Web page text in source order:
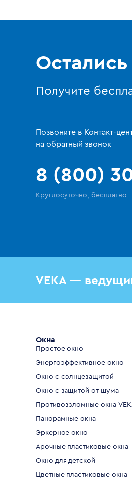
Получите
Позвоните в Контакт-
на обратный звонок
8 (800)
Круглосуточно, бесплатно
VEKA —
Окна
Простое окно
Энергоэффективное окно
Окно с солнцезащитой
Окно с защитой от шума
Противовзломные окна
Панорамные окна
Эркерное окно
Арочные пластиковые окна
Окно для детской
Цветные пластиковые окна